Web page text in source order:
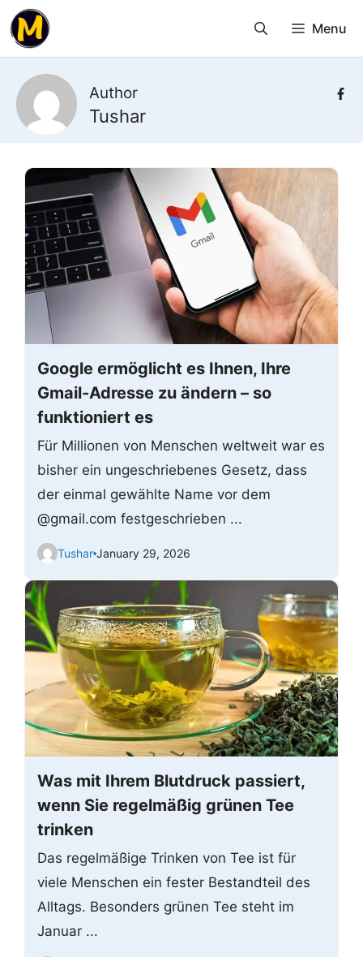
Skip
to
Menu
Author
Tushar
Google ermöglicht es Ihnen, Ihre
Gmail-Adresse zu ändern – so
funktioniert es
Für Millionen von Menschen weltweit war es
bisher ein ungeschriebenes Gesetz, dass
der einmal gewählte Name vor dem
@gmail.com festgeschrieben ...
Tushar January 29, 2026
Was mit Ihrem Blutdruck passiert,
wenn Sie regelmäßig grünen Tee
trinken
Das regelmäßige Trinken von Tee ist für
viele Menschen ein fester Bestandteil des
Alltags. Besonders grünen Tee steht im
Januar ...